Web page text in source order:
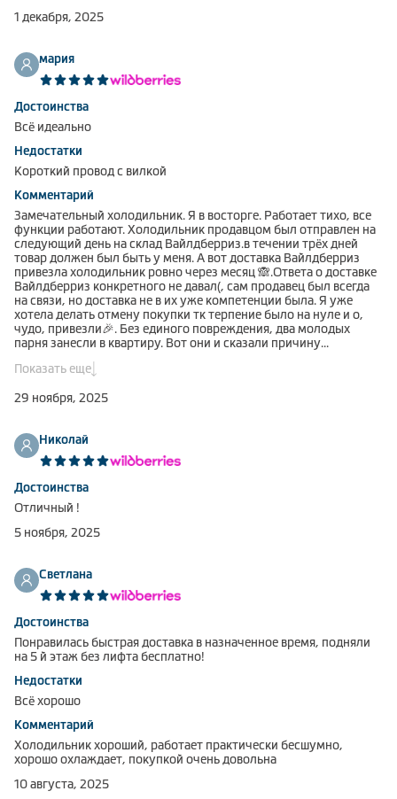
1 декабря, 2025
мария
Достоинства
Всё идеально
Недостатки
Короткий провод с вилкой
Комментарий
Замечательный холодильник. Я в восторге. Работает тихо, все
функции работают. Холодильник продавцом был отправлен на
следующий день на склад Вайлдберриз.в течении трёх дней
товар должен был быть у меня. А вот доставка Вайлдберриз
привезла холодильник ровно через месяц 🙈.Ответа о доставке
Вайлдберриз конкретного не давал(, сам продавец был всегда
на связи, но доставка не в их уже компетенции была. Я уже
хотела делать отмену покупки тк терпение было на нуле и о,
чудо, привезли🎉. Без единого повреждения, два молодых
парня занесли в квартиру. Вот они и сказали причину
один склад, отсюда и задержка) Но объяснили бы сразу и я
за 38200, за месяц ожидания подорожал до 45-50 тыс у других
Показать еще
29 ноября, 2025
Николай
Достоинства
Отличный !
5 ноября, 2025
Светлана
Достоинства
Понравилась быстрая доставка в назначенное время, подняли
на 5 й этаж без лифта бесплатно!
Недостатки
Всё хорошо
Комментарий
Холодильник хороший, работает практически бесшумно,
хорошо охлаждает, покупкой очень довольна
10 августа, 2025